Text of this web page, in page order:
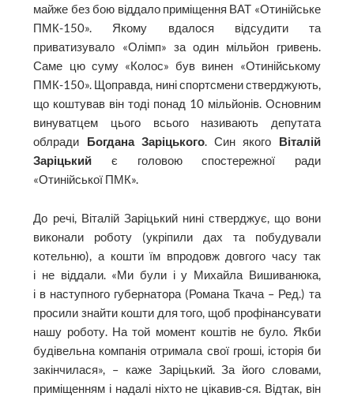
майже без бою віддало приміщення ВАТ «Отинійське
ПМК-150». Якому вдалося відсудити та
приватизувало «Олімп» за один мільйон гривень.
Саме цю суму «Колос» був винен «Отинійському
ПМК-150». Щоправда, нині спортсмени стверджують,
що коштував він тоді понад 10 мільйонів. Основним
винуватцем цього всього називають депутата
облради Богдана Заріцького. Син якого Віталій
Заріцький є головою спостережної ради
«Отинійської ПМК».
До речі, Віталій Заріцький нині стверджує, що вони
виконали роботу (укріпили дах та побудували
котельню), а кошти їм впродовж довгого часу так
і не віддали. «Ми були і у Михайла Вишиванюка,
і в наступного губернатора (Романа Ткача – Ред.) та
просили знайти кошти для того, щоб профінансувати
нашу роботу. На той момент коштів не було. Якби
будівельна компанія отримала свої гроші, історія би
закінчилася», – каже Заріцький. За його словами,
приміщенням і надалі ніхто не цікавив-ся. Відтак, він